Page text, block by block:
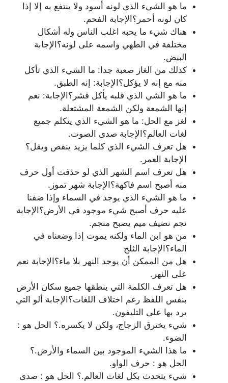
ما هو الشيء الذي لونه أسود ولا ينتفع به إلا إذا
كان لونه أحمر؟الإجابة الفحم.
هناك شيء ما يحبه اغلب الناس وله أشكال
مختلفة في الطهي واسمه على لونه؟الإجابة
البيض.
كذلك من الغاز صعبة جدا: ما الشيء الذي تأكل
منه مع إنه لا يؤكل؟الإجابة: إنه الطبق.
ما هو الشي الذي قلبه يأكل قشر؟الإجابة: نعم
إنها الشمعة ولكن الشمعة المشتعلة.
لغز مع الحل: ما هو الشيء الذي يتكلم جميع
لغات العالم؟الإجابة صدى الصوت.
هل تعرف الشيء الذي كلما يزيد ينقص ويقل؟
الإجابة العمر.
هل تعرف اسم الشهر الذي لو حذفت أول حرف
منه أصبح اسم فاكهة؟الإجابة شهر تموز.
ما هو الشيء الذي يوجد في السماء وإذا ضفنا
عليه حرف أصبح شيء موجود في الأرض؟الإجابة
نجم نضيف ميم يصبح منجم.
من هو ابن الماء ولكنه يموت إذا وضعناه في
الماء؟الإجابة الثلج
هل من الممكن أن يوجد النهر بلا ماء؟الإجابة نعم
على النهر.
هل تعرف الكلمة التي ينطقها جميع سكان الأرض
بنفس اللفظ رغم اختلاف اللغات؟الإجابة ألو التي
يرد بها على التليفون.
شيء يخترق الزجاج، ولكن لا يكسره.؟ الحل هو :
الضوء.
ما هذا الشيء الموجود بين السماء والأرض.؟
الحل هو : حرف الواو.
شيء يتحدث بكل لغات العالم.؟ الحل هو : صدى